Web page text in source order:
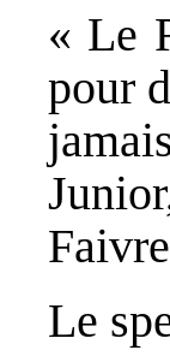
« Le
pour
Le